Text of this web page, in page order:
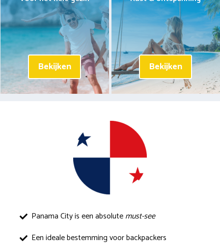
Bekijken Bekijken
Panama City is een absolutemust-see
Een ideale bestemming voor backpackers